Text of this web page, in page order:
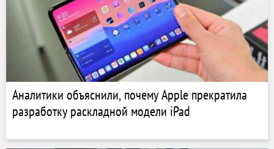
Аналитики объяснили, почему Apple прекратила
разработку раскладной модели iPad